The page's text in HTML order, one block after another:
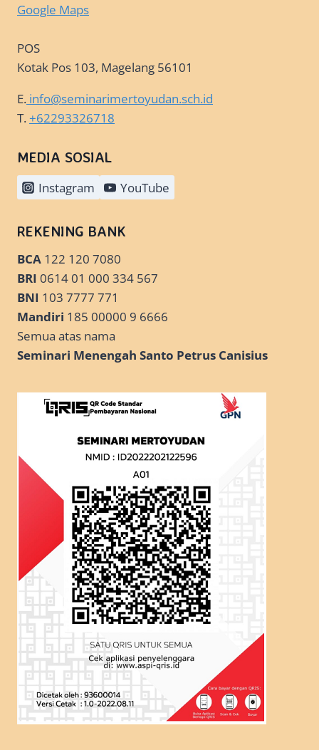
Google Maps
POS
Kotak Pos 103, Magelang 56101
E. info@seminarimertoyudan.sch.id
T.+62293326718
MEDIA SOSIAL
Instagram YouTube
REKENING BANK
BCA 122 120 7080
BRI 0614 01 000 334 567
BNI 103 7777 771
Mandiri 185 00000 9 6666
Semua atas nama
Seminari Menengah Santo Petrus Canisius